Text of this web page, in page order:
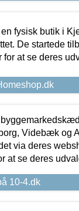
fysisk butik i
De startede
at se deres
Videbæk og
via deres
at se deres
10-4.dk